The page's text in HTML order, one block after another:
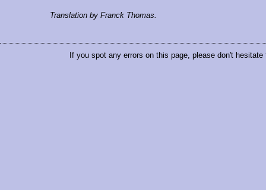
Translation by Franck Thomas.
If you spot any errors on this page, please don't